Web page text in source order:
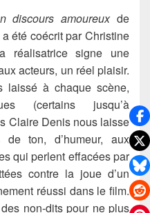
discours amoureuxde
été coécrit par Christine
réalisatrice signe une
acteurs, un réel plaisir.
laissé à chaque scène,
(certains jusqu’à
Claire Denis nous laisse
de ton, d’humeur, aux
qui perlent effacées par
contre la joue d’un
réussi dans le film.
non-dits pour ne plus